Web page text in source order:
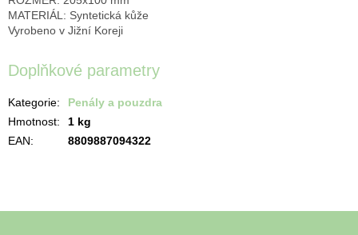
MATERIÁL: Syntetická kůže
Vyrobeno v Jižní Koreji
Doplňkové parametry
Kategorie:
Penály a pouzdra
Hmotnost:
1 kg
EAN: 8809887094322